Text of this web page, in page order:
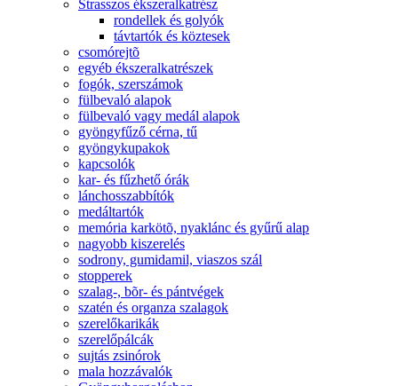
Strasszos ékszeralkatrész
rondellek és golyók
távtartók és köztesek
csomórejtõ
egyéb ékszeralkatrészek
fogók, szerszámok
fülbevaló alapok
fülbevaló vagy medál alapok
gyöngyfűző cérna, tű
gyöngykupakok
kapcsolók
kar- és fűzhető órák
lánchosszabbítók
medáltartók
memória karkötõ, nyaklánc és gyűrű alap
nagyobb kiszerelés
sodrony, gumidamil, viaszos szál
stopperek
szalag-, bõr- és pántvégek
szatén és organza szalagok
szerelőkarikák
szerelőpálcák
sujtás zsinórok
mala hozzávalók